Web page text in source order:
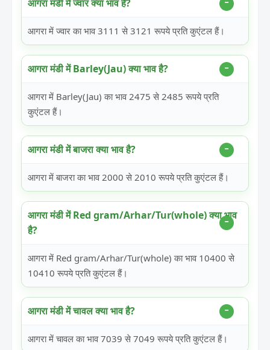
आगरा मंडी में ज्वार क्या भाव है?
आगरा में ज्वार का भाव 3111 से 3121 रूपये प्रति कुएंटल हैं।
आगरा मंडी में Barley(Jau) क्या भाव है?
आगरा में Barley(Jau) का भाव 2475 से 2485 रूपये प्रति
कुएंटल हैं।
आगरा मंडी में बाजरा क्या भाव है?
आगरा में बाजरा का भाव 2000 से 2010 रूपये प्रति कुएंटल हैं।
आगरा मंडी में Red gram/Arhar/Tur(whole) क्या भाव
है?
आगरा में Red gram/Arhar/Tur(whole) का भाव 10400 से
10410 रूपये प्रति कुएंटल हैं।
आगरा मंडी में चावल क्या भाव है?
आगरा में चावल का भाव 7039 से 7049 रूपये प्रति कुएंटल हैं।